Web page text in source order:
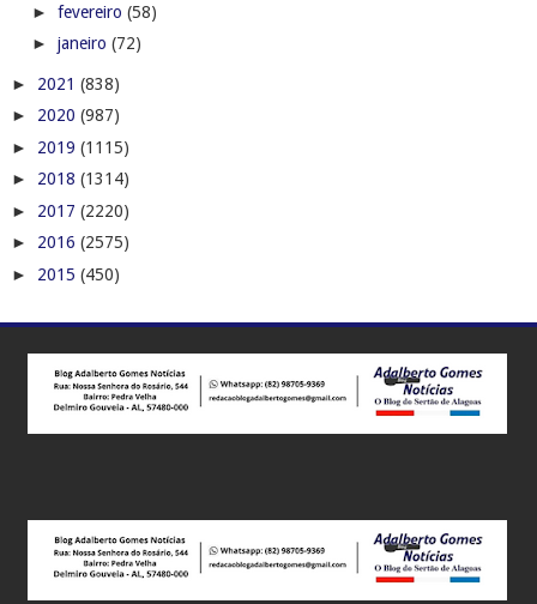
► fevereiro (58)
► janeiro (72)
► 2021 (838)
► 2020 (987)
► 2019 (1115)
► 2018 (1314)
► 2017 (2220)
► 2016 (2575)
► 2015 (450)